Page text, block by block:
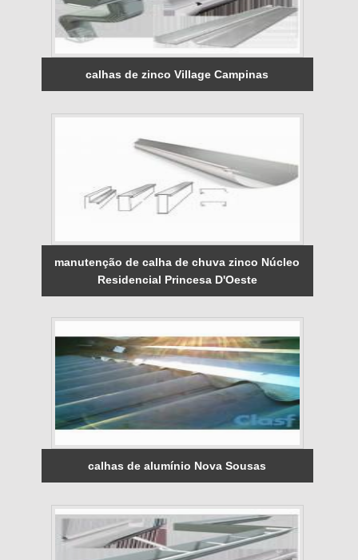
calhas de zinco Village Campinas
manutenção de calha de chuva zinco Núcleo
Residencial Princesa D'Oeste
calhas de alumínio Nova Sousas